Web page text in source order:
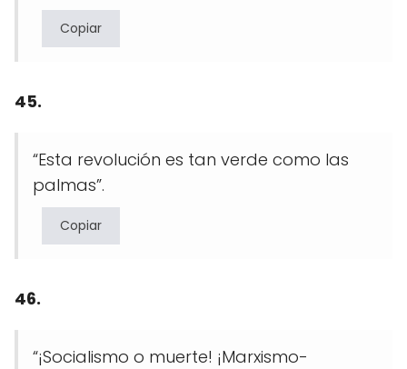
Copiar
45.
“Esta revolución es tan verde como las
palmas”.
Copiar
46.
“¡Socialismo o muerte! ¡Marxismo-